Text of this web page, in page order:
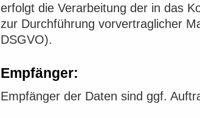
erfolgt die Verarbeitung der in das
zur Durchführung vorvertraglicher
DSGVO).
Empfänger:
Empfänger der Daten sind ggf.